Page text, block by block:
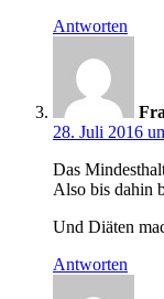
Antworten
28. Juli 2016
Das
Also bis dahin
Und Diäten
Antworten